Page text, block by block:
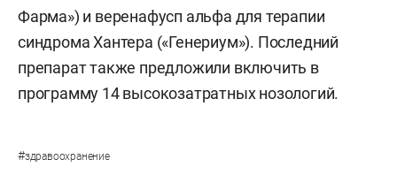
Фарма») и веренафусп альфа для терапии
синдрома Хантера («Генериум»). Последний
препарат также предложили включить в
программу 14 высокозатратных нозологий.
#здравоохранение